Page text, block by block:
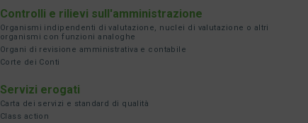
Controlli e rilievi sull'amministrazione
Organismi indipendenti di valutazione, nuclei di valutazione o altri
organismi con funzioni analoghe
Organi di revisione amministrativa e contabile
Corte dei Conti
Servizi erogati
Carta dei servizi e standard di qualità
Class action